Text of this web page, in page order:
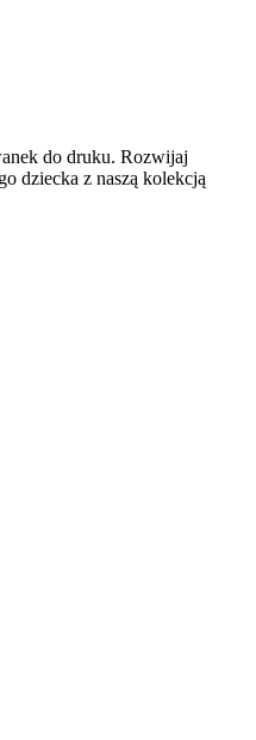
do druku. Rozwijaj
dziecka z naszą kolekcją